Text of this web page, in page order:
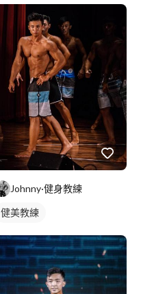
Johnny·健身教練
健美教練